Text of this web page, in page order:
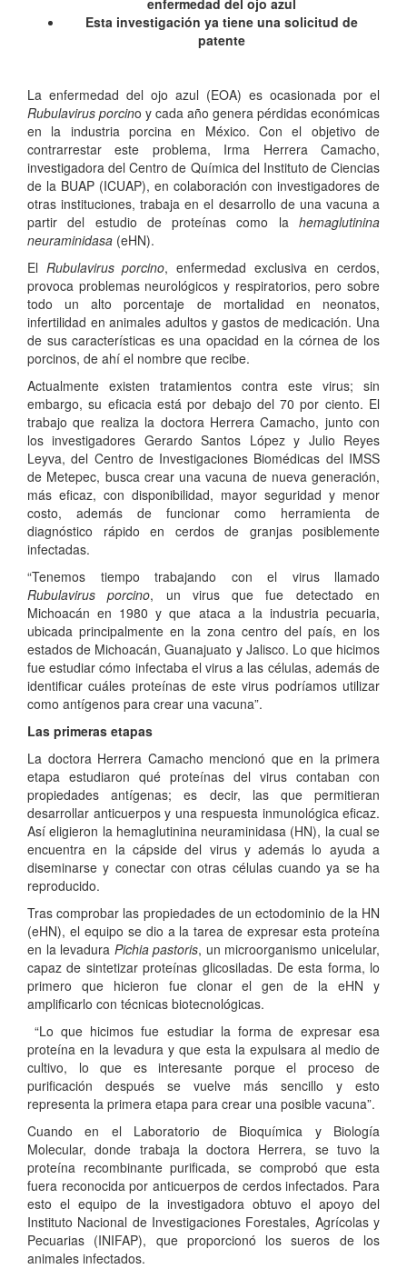
enfermedad del ojo azul
Esta investigación ya tiene una solicitud de
patente
La enfermedad del ojo azul (EOA) es ocasionada por el
Rubulavirus porcino y cada año genera pérdidas económicas
en la industria porcina en México. Con el objetivo de
contrarrestar este problema, Irma Herrera Camacho,
investigadora del Centro de Química del Instituto de Ciencias
de la BUAP (ICUAP), en colaboración con investigadores de
otras instituciones, trabaja en el desarrollo de una vacuna a
partir del estudio de proteínas como la hemaglutinina
neuraminidasa (eHN).
El Rubulavirus porcino, enfermedad exclusiva en cerdos,
provoca problemas neurológicos y respiratorios, pero sobre
todo un alto porcentaje de mortalidad en neonatos,
infertilidad en animales adultos y gastos de medicación. Una
de sus características es una opacidad en la córnea de los
porcinos, de ahí el nombre que recibe.
Actualmente existen tratamientos contra este virus; sin
embargo, su eficacia está por debajo del 70 por ciento. El
trabajo que realiza la doctora Herrera Camacho, junto con
los investigadores Gerardo Santos López y Julio Reyes
Leyva, del Centro de Investigaciones Biomédicas del IMSS
de Metepec, busca crear una vacuna de nueva generación,
más eficaz, con disponibilidad, mayor seguridad y menor
costo, además de funcionar como herramienta de
diagnóstico rápido en cerdos de granjas posiblemente
infectadas.
“Tenemos tiempo trabajando con el virus llamado
Rubulavirus porcino, un virus que fue detectado en
Michoacán en 1980 y que ataca a la industria pecuaria,
ubicada principalmente en la zona centro del país, en los
estados de Michoacán, Guanajuato y Jalisco. Lo que hicimos
fue estudiar cómo infectaba el virus a las células, además de
identificar cuáles proteínas de este virus podríamos utilizar
como antígenos para crear una vacuna”.
Las primeras etapas
La doctora Herrera Camacho mencionó que en la primera
etapa estudiaron qué proteínas del virus contaban con
propiedades antígenas; es decir, las que permitieran
desarrollar anticuerpos y una respuesta inmunológica eficaz.
Así eligieron la hemaglutinina neuraminidasa (HN), la cual se
encuentra en la cápside del virus y además lo ayuda a
diseminarse y conectar con otras células cuando ya se ha
reproducido.
Tras comprobar las propiedades de un ectodominio de la HN
(eHN), el equipo se dio a la tarea de expresar esta proteína
en la levadura Pichia pastoris, un microorganismo unicelular,
capaz de sintetizar proteínas glicosiladas. De esta forma, lo
primero que hicieron fue clonar el gen de la eHN y
amplificarlo con técnicas biotecnológicas.
“Lo que hicimos fue estudiar la forma de expresar esa
proteína en la levadura y que esta la expulsara al medio de
cultivo, lo que es interesante porque el proceso de
purificación después se vuelve más sencillo y esto
representa la primera etapa para crear una posible vacuna”.
Cuando en el Laboratorio de Bioquímica y Biología
Molecular, donde trabaja la doctora Herrera, se tuvo la
proteína recombinante purificada, se comprobó que esta
fuera reconocida por anticuerpos de cerdos infectados. Para
esto el equipo de la investigadora obtuvo el apoyo del
Instituto Nacional de Investigaciones Forestales, Agrícolas y
Pecuarias (INIFAP), que proporcionó los sueros de los
animales infectados.